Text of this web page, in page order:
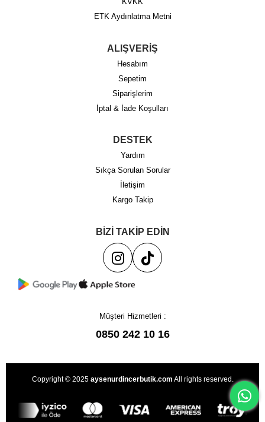
ETK Aydınlatma Metni
ALIŞVERİŞ
Hesabım
Sepetim
Siparişlerim
İptal & İade Koşulları
DESTEK
Yardım
Sıkça Sorulan Sorular
İletişim
Kargo Takip
BİZİ TAKİP EDİN
Müşteri Hizmetleri :
0850 242 10 16
Copyright © 2025 aysenurdincerbutik.com All rights reserved.